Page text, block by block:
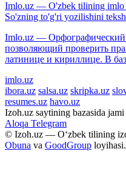
Imlo.uz — O'zbek tilining imlo
So'zning to'g'ri yozilishini
Imlo.uz — Орфографический
позволяющий проверить
латинице и кириллице. В
imlo.uz
ibora.uz salsa.uz skripka.uz
resumes.uz havo.uz
Izoh.uz saytining bazasida jami
Aloqa Telegram
© Izoh.uz — O‘zbek tilining
Obuna va GoodGroup loyihasi.